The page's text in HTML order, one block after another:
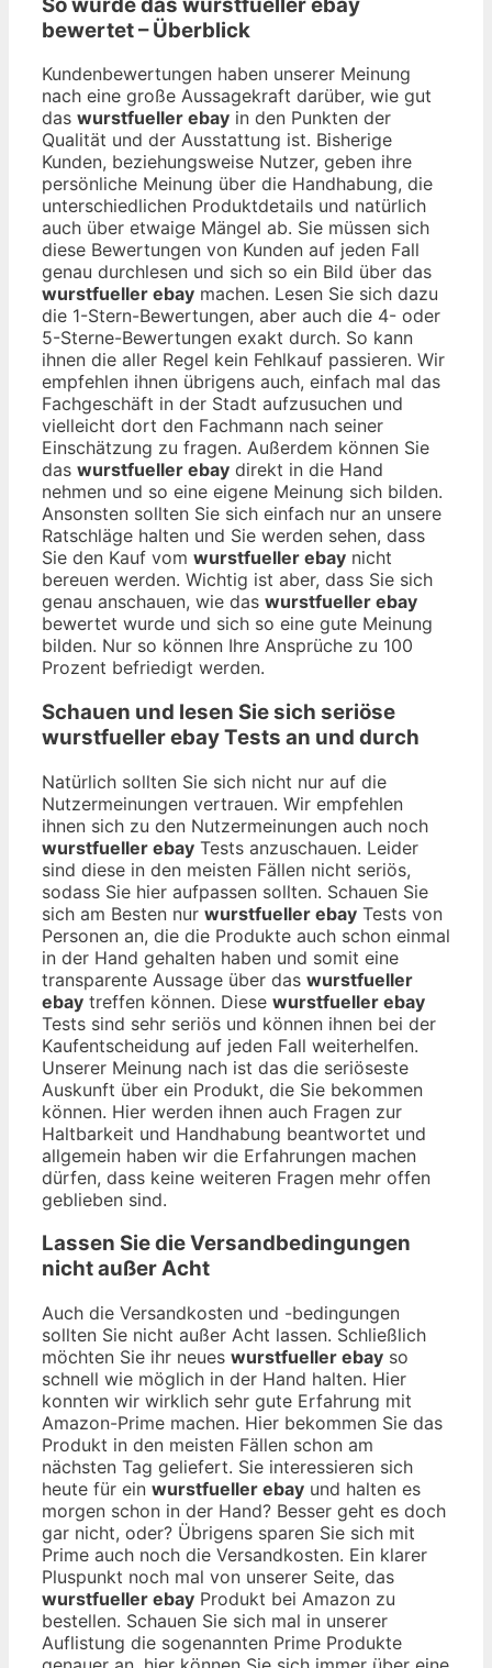
bewertet – Überblick
Kundenbewertungen haben unserer Meinung
nach eine große Aussagekraft darüber, wie gut
das wurstfueller ebay in den Punkten der
Qualität und der Ausstattung ist. Bisherige
Kunden, beziehungsweise Nutzer, geben ihre
persönliche Meinung über die Handhabung, die
unterschiedlichen Produktdetails und natürlich
auch über etwaige Mängel ab. Sie müssen sich
diese Bewertungen von Kunden auf jeden Fall
genau durchlesen und sich so ein Bild über das
wurstfueller ebay machen. Lesen Sie sich dazu
die 1-Stern-Bewertungen, aber auch die 4- oder
5-Sterne-Bewertungen exakt durch. So kann
ihnen die aller Regel kein Fehlkauf passieren. Wir
empfehlen ihnen übrigens auch, einfach mal das
Fachgeschäft in der Stadt aufzusuchen und
vielleicht dort den Fachmann nach seiner
Einschätzung zu fragen. Außerdem können Sie
das wurstfueller ebay direkt in die Hand
nehmen und so eine eigene Meinung sich bilden.
Ansonsten sollten Sie sich einfach nur an unsere
Ratschläge halten und Sie werden sehen, dass
Sie den Kauf vom wurstfueller ebay nicht
bereuen werden. Wichtig ist aber, dass Sie sich
genau anschauen, wie das wurstfueller ebay
bewertet wurde und sich so eine gute Meinung
bilden. Nur so können Ihre Ansprüche zu 100
Prozent befriedigt werden.
Schauen und lesen Sie sich seriöse
wurstfueller ebayTests an und durch
Natürlich sollten Sie sich nicht nur auf die
Nutzermeinungen vertrauen. Wir empfehlen
ihnen sich zu den Nutzermeinungen auch noch
wurstfueller ebay Tests anzuschauen. Leider
sind diese in den meisten Fällen nicht seriös,
sodass Sie hier aufpassen sollten. Schauen Sie
sich am Besten nur wurstfueller ebay Tests von
Personen an, die die Produkte auch schon einmal
in der Hand gehalten haben und somit eine
transparente Aussage über das wurstfueller
ebay treffen können. Diese wurstfueller ebay
Tests sind sehr seriös und können ihnen bei der
Kaufentscheidung auf jeden Fall weiterhelfen.
Unserer Meinung nach ist das die seriöseste
Auskunft über ein Produkt, die Sie bekommen
können. Hier werden ihnen auch Fragen zur
Haltbarkeit und Handhabung beantwortet und
allgemein haben wir die Erfahrungen machen
dürfen, dass keine weiteren Fragen mehr offen
geblieben sind.
Lassen Sie die Versandbedingungen
nicht außer Acht
Auch die Versandkosten und -bedingungen
sollten Sie nicht außer Acht lassen. Schließlich
möchten Sie ihr neues wurstfueller ebay so
schnell wie möglich in der Hand halten. Hier
konnten wir wirklich sehr gute Erfahrung mit
Amazon-Prime machen. Hier bekommen Sie das
Produkt in den meisten Fällen schon am
nächsten Tag geliefert. Sie interessieren sich
heute für ein wurstfueller ebay und halten es
morgen schon in der Hand? Besser geht es doch
gar nicht, oder? Übrigens sparen Sie sich mit
Prime auch noch die Versandkosten. Ein klarer
Pluspunkt noch mal von unserer Seite, das
wurstfueller ebay Produkt bei Amazon zu
bestellen. Schauen Sie sich mal in unserer
Auflistung die sogenannten Prime Produkte